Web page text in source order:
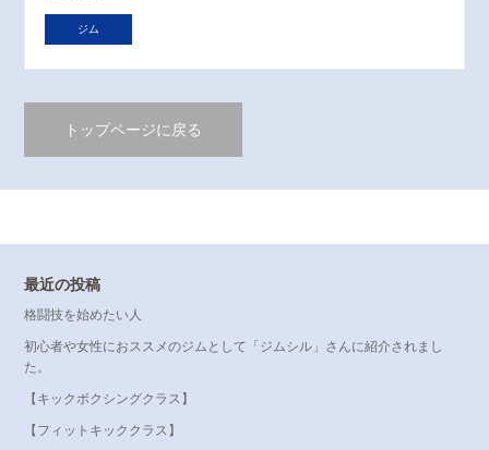
ジム
トップページに戻る
最近の投稿
格闘技を始めたい人
初心者や女性におススメのジムとして「ジムシル」さんに紹介されまし
た。
【キックボクシングクラス】
【フィットキッククラス】